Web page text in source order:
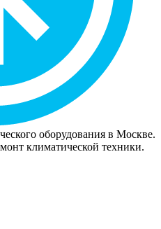
оборудования в Москве.
климатической техники.